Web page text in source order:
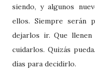
siendo, y algunos
ellos. Siempre serán
dejarlos ir. Que llenen
cuidarlos. Quizás
días para decidirlo.